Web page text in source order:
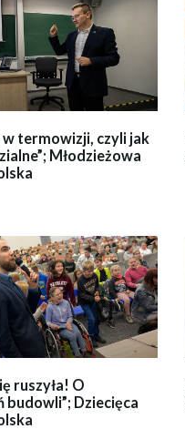
termowizji, czyli jak
Młodzieżowa
ruszyła! O
Dziecięca